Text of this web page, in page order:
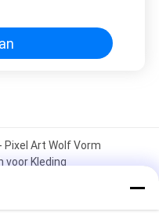
Pixel Art Wolf Vorm
Kleding
siliconen badges -
voor kledingstuk rugzak